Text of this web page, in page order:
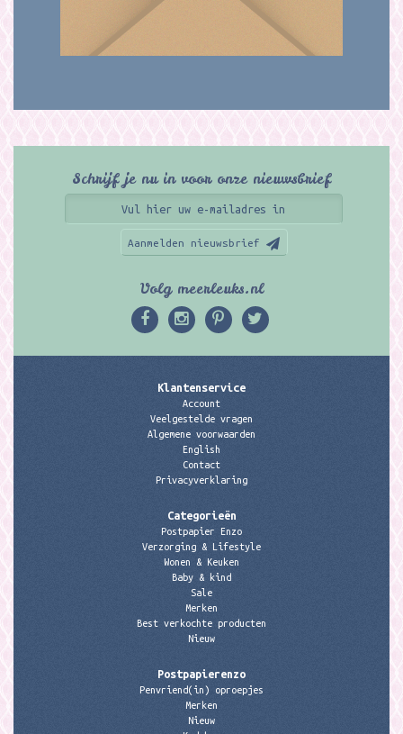
Schrijf je nu in voor onze nieuwsbrief
Aanmelden nieuwsbrief
Volg meerleuks.nl
Klantenservice
Account
Veelgestelde vragen
Algemene voorwaarden
English
Contact
Privacyverklaring
Categorieën
Postpapier Enzo
Verzorging & Lifestyle
Wonen & Keuken
Baby & kind
Sale
Merken
Best verkochte producten
Nieuw
Postpapierenzo
Penvriend(in) oproepjes
Merken
Nieuw